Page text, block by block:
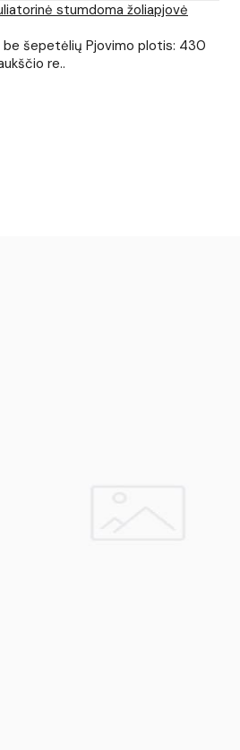
stumdoma žoliapjovė
be šepetėlių Pjovimo plotis: 430
re..